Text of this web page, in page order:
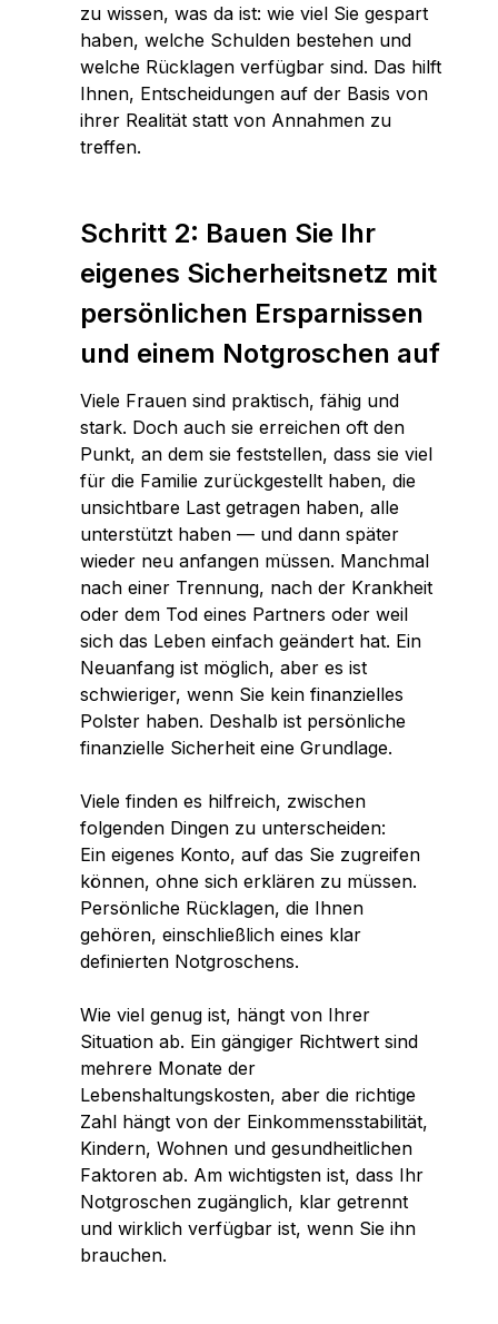
zu wissen, was da ist: wie viel Sie gespart
haben, welche Schulden bestehen und
welche Rücklagen verfügbar sind. Das hilft
Ihnen, Entscheidungen auf der Basis von
ihrer Realität statt von Annahmen zu
treffen.
Schritt 2: Bauen Sie Ihr
eigenes Sicherheitsnetz mit
persönlichen Ersparnissen
und einem Notgroschen auf
Viele Frauen sind praktisch, fähig und
stark. Doch auch sie erreichen oft den
Punkt, an dem sie feststellen, dass sie viel
für die Familie zurückgestellt haben, die
unsichtbare Last getragen haben, alle
unterstützt haben — und dann später
wieder neu anfangen müssen. Manchmal
nach einer Trennung, nach der Krankheit
oder dem Tod eines Partners oder weil
sich das Leben einfach geändert hat. Ein
Neuanfang ist möglich, aber es ist
schwieriger, wenn Sie kein finanzielles
Polster haben. Deshalb ist persönliche
finanzielle Sicherheit eine Grundlage.
Viele finden es hilfreich, zwischen
folgenden Dingen zu unterscheiden:
Ein eigenes Konto, auf das Sie zugreifen
können, ohne sich erklären zu müssen.
Persönliche Rücklagen, die Ihnen
gehören, einschließlich eines klar
definierten Notgroschens.
Wie viel genug ist, hängt von Ihrer
Situation ab. Ein gängiger Richtwert sind
mehrere Monate der
Lebenshaltungskosten, aber die richtige
Zahl hängt von der Einkommensstabilität,
Kindern, Wohnen und gesundheitlichen
Faktoren ab. Am wichtigsten ist, dass Ihr
Notgroschen zugänglich, klar getrennt
und wirklich verfügbar ist, wenn Sie ihn
brauchen.